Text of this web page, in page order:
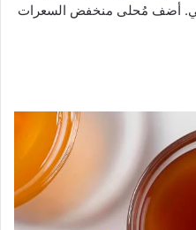
أضف مُحلى منخفض السعرات